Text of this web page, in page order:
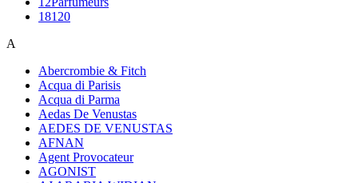
18120
A
Abercrombie & Fitch
Acqua di Parisis
Acqua di Parma
Aedas De Venustas
AEDES DE VENUSTAS
AFNAN
Agent Provocateur
AGONIST